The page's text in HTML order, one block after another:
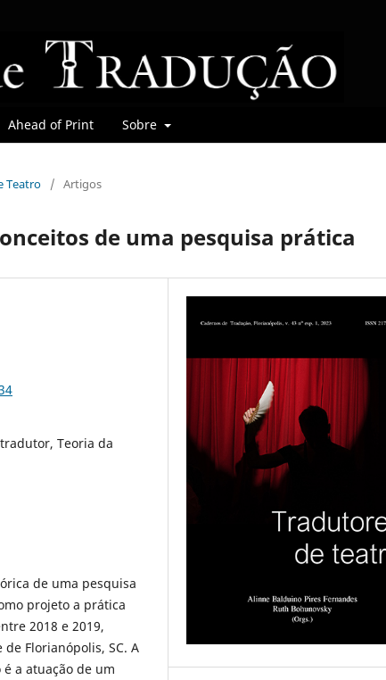
Ahead of Print Sobre
Teatro / Artigos
de uma pesquisa prática
Teoria da
de uma pesquisa
projeto a prática
2018 e 2019,
Florianópolis, SC. A
a atuação de um